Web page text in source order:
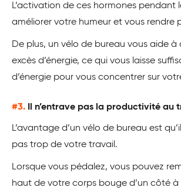
L’activation de ces hormones pendant
améliorer votre humeur et vous rendre
De plus, un vélo de bureau vous aide à
excès d’énergie, ce qui vous laisse
d’énergie pour vous concentrer sur
#3. Il n’entrave pas la productivité au
L’avantage d’un vélo de bureau est
pas trop de votre travail.
Lorsque vous pédalez, vous pouvez
haut de votre corps bouge d’un côté à